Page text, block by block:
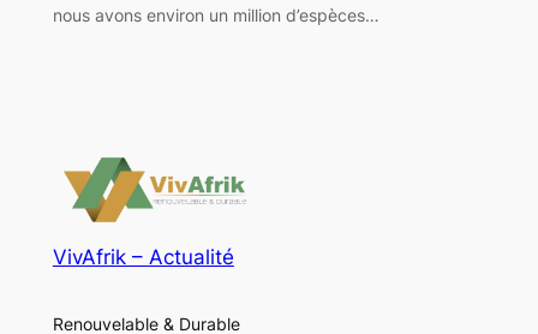
nous avons environ un million d’espèces…
VivAfrik – Actualité
Renouvelable & Durable